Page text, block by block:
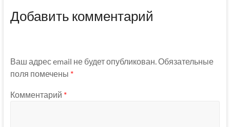
Добавить комментарий
Ваш адрес email не будет опубликован. Обязательные
поля помечены *
Комментарий *